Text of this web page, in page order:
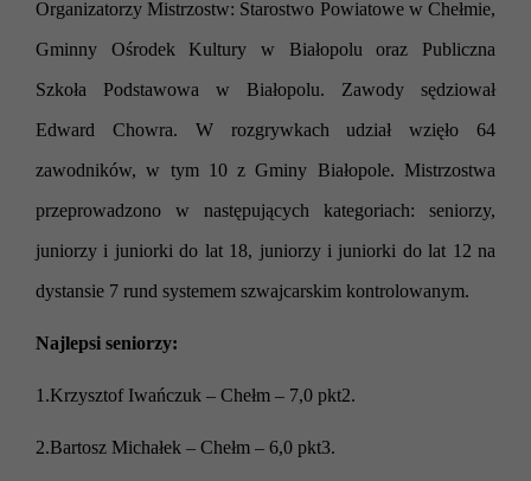
Organizatorzy Mistrzostw: Starostwo Powiatowe w Chełmie,
Gminny Ośrodek Kultury w Białopolu oraz Publiczna
Szkoła Podstawowa w Białopolu. Zawody sędziował
Edward Chowra. W rozgrywkach udział wzięło 64
zawodników, w tym 10 z Gminy Białopole. Mistrzostwa
przeprowadzono w następujących kategoriach: seniorzy,
juniorzy i juniorki do lat 18, juniorzy i juniorki do lat 12 na
dystansie 7 rund systemem szwajcarskim kontrolowanym.
Najlepsi seniorzy:
1.Krzysztof Iwańczuk – Chełm – 7,0 pkt2.
2.Bartosz Michałek – Chełm – 6,0 pkt3.